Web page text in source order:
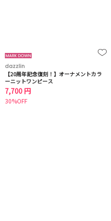
dazzlin
【20周年記念復刻！】オーナメントカラ
ーニットワンピース
7,700 円
30%OFF